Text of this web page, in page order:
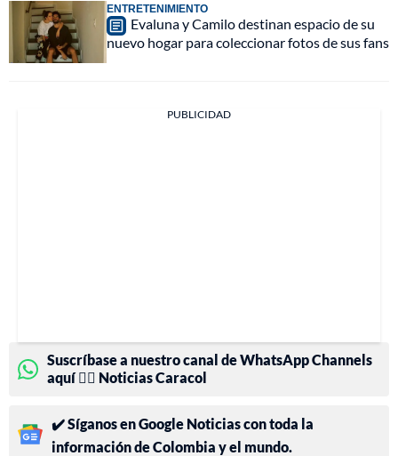
ENTRETENIMIENTO
Evaluna y Camilo destinan espacio de su
nuevo hogar para coleccionar fotos de sus fans
PUBLICIDAD
Suscríbase a nuestro canal de WhatsApp Channels
aquí 👉🏻 Noticias Caracol
✔️ Síganos en Google Noticias con toda la
información de Colombia y el mundo.